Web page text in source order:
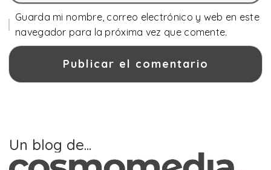
Guarda mi nombre, correo electrónico y web en este
navegador para la próxima vez que comente.
Un blog de...